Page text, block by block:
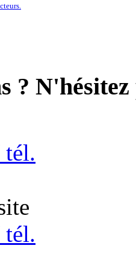
?
tél.
tél.